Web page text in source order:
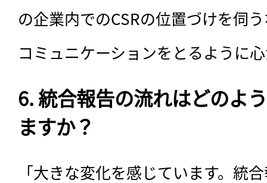
の企業内でのCSRの位置づけを伺
コミュニケーションをとるように
6. 統合報告の流れはどのよ
ますか？
「大きな変化を感じています。統